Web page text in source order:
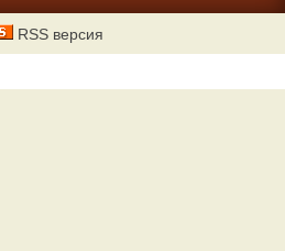
RSS версия